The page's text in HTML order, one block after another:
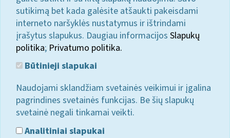
sutikimą bet kada galėsite atšaukti pakeisdami
interneto naršyklės nustatymus ir ištrindami
įrašytus slapukus. Daugiau informacijos Slapukų
politika; Privatumo politika.
Būtinieji slapukai
Naudojami sklandžiam svetainės veikimui ir įgalina
pagrindines svetainės funkcijas. Be šių slapukų
svetainė negali tinkamai veikti.
Analitiniai slapukai